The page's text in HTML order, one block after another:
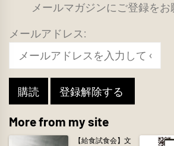
メールマガジンにご登録をお
メールアドレス:
More from my site
【給食試食会】文